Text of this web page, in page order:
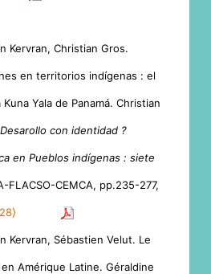
Kervran, Christian Gros.
en territorios indígenas : el
Yala de Panamá. Christian
con identidad ?
en Pueblos indígenas : siete
FLACSO-CEMCA, pp.235-277,
Kervran, Sébastien Velut. Le
Amérique Latine. Géraldine